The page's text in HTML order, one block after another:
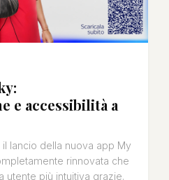
e accessibilità a
lancio della nuova app My
rinnovata che
più intuitiva grazie.